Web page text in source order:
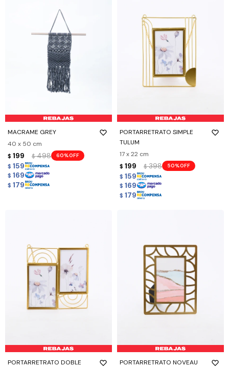
MACRAME GREY
40 x 50 cm
$ 199 $ 498 60
$ 159
$ 169
$ 179
PORTARRETRATO SIMPLE
TULUM
17 x 22 cm
$ 199 $ 398 50
$ 159
$ 169
$ 179
PORTARRETRATO DOBLE
PORTARRETRATO NOVEAU